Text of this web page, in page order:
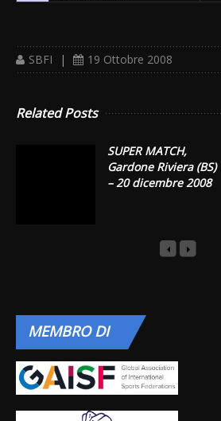
SBFI | 19 Ottobre 2008
Related Posts
SUPER MATCH,
Gardone Riviera (BS)
– 20 dicembre 2008
MEMBRODI